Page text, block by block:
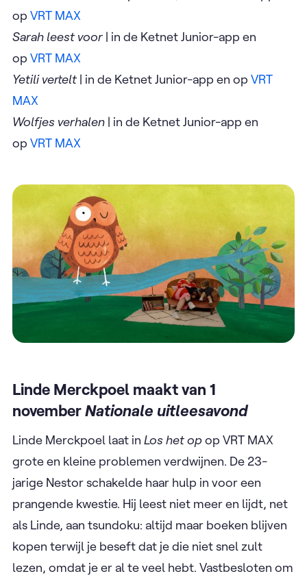
op VRT MAX
Sarah leest voor | in de Ketnet Junior-app en
op VRT MAX
Yetili vertelt | in de Ketnet Junior-app en op VRT
MAX
Wolfjes verhalen | in de Ketnet Junior-app en
op VRT MAX
Linde Merckpoel maakt van 1
novemberNationale uitleesavond
Linde Merckpoel laat in Los het opop VRT MAX
grote en kleine problemen verdwijnen. De 23-
jarige Nestor schakelde haar hulp in voor een
prangende kwestie. Hij leest niet meer en lijdt, net
als Linde, aan tsundoku: altijd maar boeken blijven
kopen terwijl je beseft dat je die niet snel zult
lezen, omdat je er al te veel hebt. Vastbesloten om